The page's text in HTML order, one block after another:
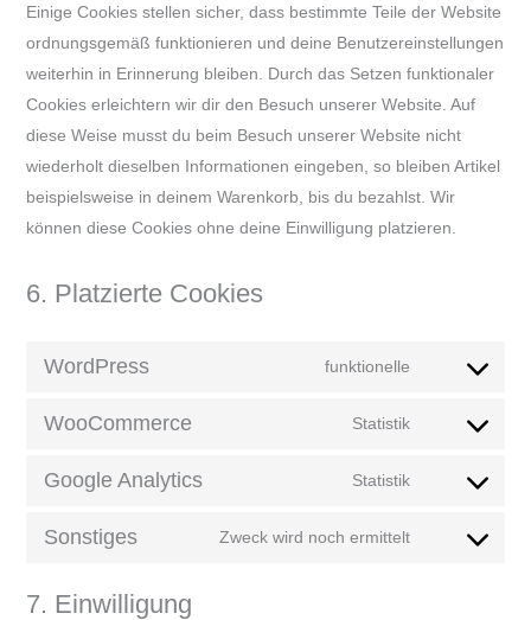
Einige Cookies stellen sicher, dass bestimmte Teile der Website
ordnungsgemäß funktionieren und deine Benutzereinstellungen
weiterhin in Erinnerung bleiben. Durch das Setzen funktionaler
Cookies erleichtern wir dir den Besuch unserer Website. Auf
diese Weise musst du beim Besuch unserer Website nicht
wiederholt dieselben Informationen eingeben, so bleiben Artikel
beispielsweise in deinem Warenkorb, bis du bezahlst. Wir
können diese Cookies ohne deine Einwilligung platzieren.
6. Platzierte Cookies
WordPress funktionelle
Consent
wordpress
WooCommerce Statistik
Consent
Google Analytics Statistik
Consent
Sonstiges Zweck wird noch ermittelt
Consent
7. Einwilligung